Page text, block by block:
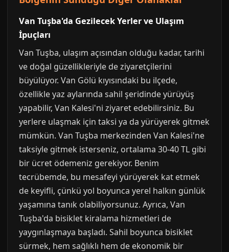
Van Tuşba'da Gezilecek Yerler ve Ulaşım
İpuçları
Van Tuşba, ulaşım açısından olduğu kadar, tarihi
ve doğal güzellikleriyle de ziyaretçilerini
büyülüyor. Van Gölü kıyısındaki bu ilçede,
özellikle yaz aylarında sahil şeridinde yürüyüş
yapabilir, Van Kalesi'ni ziyaret edebilirsiniz. Bu
yerlere ulaşmak için taksi ya da yürüyerek gitmek
mümkün. Van Tuşba merkezinden Van Kalesi'ne
taksiyle gitmek isterseniz, ortalama 30-40 TL gibi
bir ücret ödemeniz gerekiyor. Benim
tecrübemde, bu mesafeyi yürüyerek kat etmek
de keyifli, çünkü yol boyunca yerel halkın günlük
yaşamına tanık olabiliyorsunuz. Ayrıca, Van
Tuşba'da bisiklet kiralama hizmetleri de
yaygınlaşmaya başladı. Sahil boyunca bisiklet
sürmek, hem sağlıklı hem de ekonomik bir